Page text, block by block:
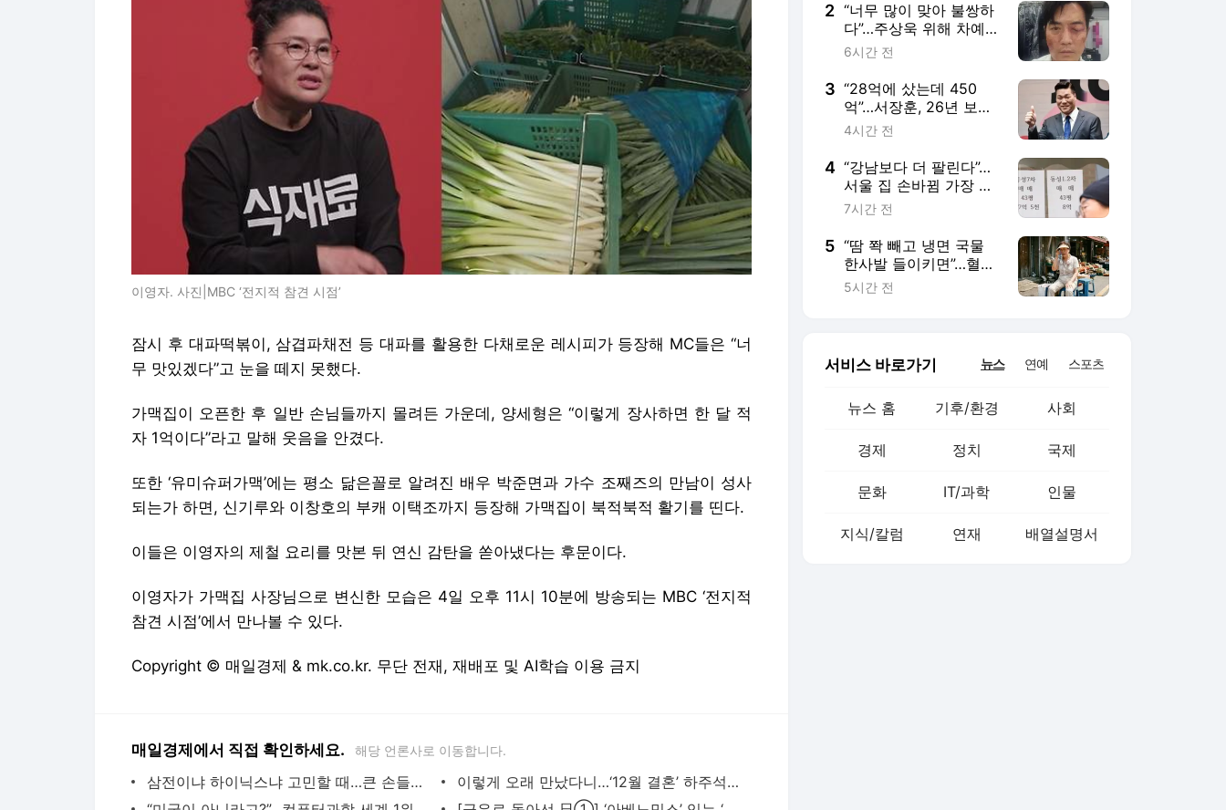
이영자. 사진|MBC ‘전지적 참견 시점’
잠시 후 대파떡볶이, 삼겹파채전 등 대파를 활용한 다채로운 레시피가 등장해 MC들은 “너
무 맛있겠다”고 눈을 떼지 못했다.
가맥집이 오픈한 후 일반 손님들까지 몰려든 가운데, 양세형은 “이렇게 장사하면 한 달 적
자 1억이다”라고 말해 웃음을 안겼다.
또한 ‘유미슈퍼가맥’에는 평소 닮은꼴로 알려진 배우 박준면과 가수 조째즈의 만남이 성사
되는가 하면, 신기루와 이창호의 부캐 이택조까지 등장해 가맥집이 북적북적 활기를 띤다.
이들은 이영자의 제철 요리를 맛본 뒤 연신 감탄을 쏟아냈다는 후문이다.
이영자가 가맥집 사장님으로 변신한 모습은 4일 오후 11시 10분에 방송되는 MBC ‘전지적
참견 시점’에서 만나볼 수 있다.
Copyright © 매일경제 & mk.co.kr. 무단 전재, 재배포 및 AI학습 이용 금지
매일경제에서 직접 확인하세요. 해당 언론사로 이동합니다.
삼전이냐 하이닉스냐 고민할 때…큰 손들은 ‘이것’ 담아 해결한다 - 매일경제
이렇게 오래 만났다니…‘12월 결혼’ 하주석 김연정, 열애 기간 밝혀졌다 - 매일경제
2 “너무 많이 맞아 불쌍하
다”…주상욱 위해 차예련
이 준비한 보양식
6시간 전
3 “28억에 샀는데 450
억”…서장훈, 26년 보유
양재역 빌딩 매각 추진
4시간 전
4 “강남보다 더 팔린다”…
서울 집 손바뀜 가장 많
은 곳 ‘은평·중랑’
7시간 전
5 “땀 쫙 빼고 냉면 국물
한사발 들이키면”…혈압
도 쭈욱 올라갑니다
5시간 전
서비스 바로가기 뉴스 연예 스포츠
뉴스 홈 기후/환경 사회
경제 정치 국제
문화 IT/과학 인물
지식/칼럼 연재 배열설명서